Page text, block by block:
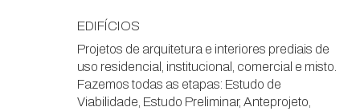
EDIFÍCIOS
Projetos de arquitetura e interiores prediais de
uso residencial, institucional, comercial e misto.
Fazemos todas as etapas: Estudo de
Viabilidade, Estudo Preliminar, Anteprojeto,